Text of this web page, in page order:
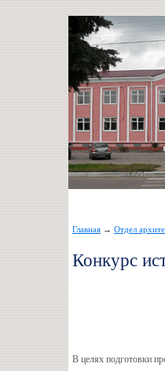
Главная → Отдел
Конкурс
В целях подготовки